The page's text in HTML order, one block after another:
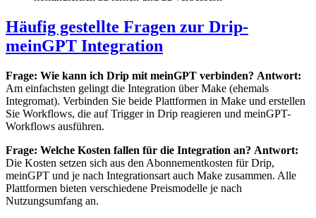
Häufig gestellte Fragen zur Drip-
meinGPT Integration
Frage: Wie kann ich Drip mit meinGPT verbinden? Antwort:
Am einfachsten gelingt die Integration über Make (ehemals
Integromat). Verbinden Sie beide Plattformen in Make und erstellen
Sie Workflows, die auf Trigger in Drip reagieren und meinGPT-
Workflows ausführen.
Frage: Welche Kosten fallen für die Integration an? Antwort:
Die Kosten setzen sich aus den Abonnementkosten für Drip,
meinGPT und je nach Integrationsart auch Make zusammen. Alle
Plattformen bieten verschiedene Preismodelle je nach
Nutzungsumfang an.